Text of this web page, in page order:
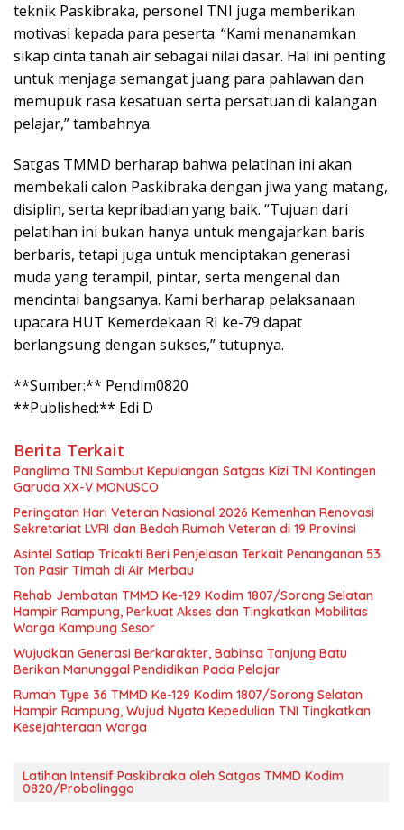
teknik Paskibraka, personel TNI juga memberikan
motivasi kepada para peserta. “Kami menanamkan
sikap cinta tanah air sebagai nilai dasar. Hal ini penting
untuk menjaga semangat juang para pahlawan dan
memupuk rasa kesatuan serta persatuan di kalangan
pelajar,” tambahnya.
Satgas TMMD berharap bahwa pelatihan ini akan
membekali calon Paskibraka dengan jiwa yang matang,
disiplin, serta kepribadian yang baik. “Tujuan dari
pelatihan ini bukan hanya untuk mengajarkan baris
berbaris, tetapi juga untuk menciptakan generasi
muda yang terampil, pintar, serta mengenal dan
mencintai bangsanya. Kami berharap pelaksanaan
upacara HUT Kemerdekaan RI ke-79 dapat
berlangsung dengan sukses,” tutupnya.
**Sumber:** Pendim0820
**Published:** Edi D
Berita Terkait
Panglima TNI Sambut Kepulangan Satgas Kizi TNI Kontingen
Garuda XX-V MONUSCO
Peringatan Hari Veteran Nasional 2026 Kemenhan Renovasi
Sekretariat LVRI dan Bedah Rumah Veteran di 19 Provinsi
Asintel Satlap Tricakti Beri Penjelasan Terkait Penanganan 53
Ton Pasir Timah di Air Merbau
Rehab Jembatan TMMD Ke-129 Kodim 1807/Sorong Selatan
Hampir Rampung, Perkuat Akses dan Tingkatkan Mobilitas
Warga Kampung Sesor
Wujudkan Generasi Berkarakter, Babinsa Tanjung Batu
Berikan Manunggal Pendidikan Pada Pelajar
Rumah Type 36 TMMD Ke-129 Kodim 1807/Sorong Selatan
Hampir Rampung, Wujud Nyata Kepedulian TNI Tingkatkan
Kesejahteraan Warga
Latihan Intensif Paskibraka oleh Satgas TMMD Kodim
0820/Probolinggo